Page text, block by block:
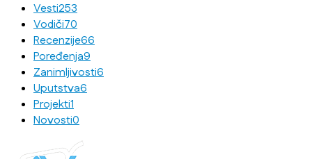
Vesti253
Vodiči70
Recenzije66
Poređenja9
Zanimljivosti6
Uputstva6
Projekti1
Novosti0